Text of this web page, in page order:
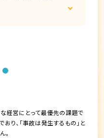
経営にとって最優先の課題で
り、「事故は発生するもの」と
。